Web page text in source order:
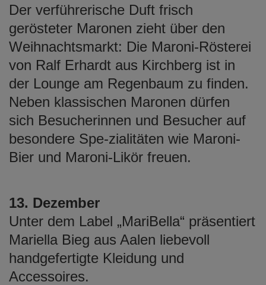
Der verführerische Duft frisch
gerösteter Maronen zieht über den
Weihnachtsmarkt: Die Maroni-Rösterei
von Ralf Erhardt aus Kirchberg ist in
der Lounge am Regenbaum zu finden.
Neben klassischen Maronen dürfen
sich Besucherinnen und Besucher auf
besondere Spe-zialitäten wie Maroni-
Bier und Maroni-Likör freuen.
13. Dezember
Unter dem Label „MariBella“ präsentiert
Mariella Bieg aus Aalen liebevoll
handgefertigte Kleidung und
Accessoires.